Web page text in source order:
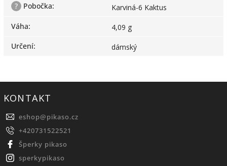
?
Pobočka:
Karviná-6 Kaktus
Váha:
4,09 g
Určení: dámský
KONTAKT
eshop@pikaso.cz
+420731522521
Šperky pikaso
sperkypikaso